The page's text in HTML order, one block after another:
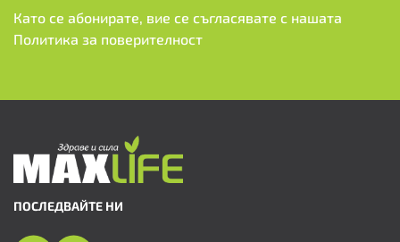
Като се абонирате, вие се съгласявате с нашата
Политика за поверителност
ПОСЛЕДВАЙТЕ НИ